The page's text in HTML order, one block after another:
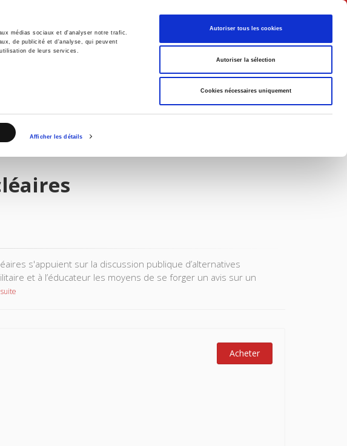
médias sociaux et d'analyser notre trafic.
de publicité et d'analyse, qui peuvent
de leurs services.
Afficher les détails
Autoriser tous les cookies
Autoriser la sélection
Cookies nécessaires uniquement
Français
International
s'appuient sur la discussion publique d’alternatives
et à l’éducateur les moyens de se forger un avis sur un
Acheter